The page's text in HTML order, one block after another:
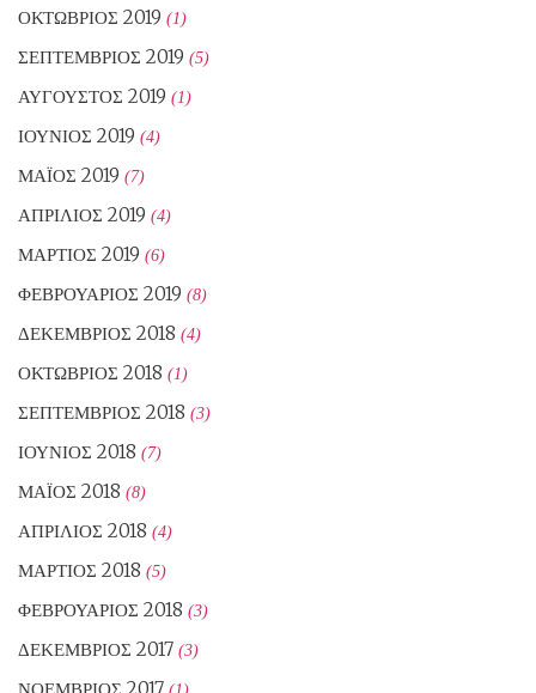
ΟΚΤΏΒΡΙΟΣ 2019 (1)
ΣΕΠΤΈΜΒΡΙΟΣ 2019 (5)
ΑΎΓΟΥΣΤΟΣ 2019 (1)
ΙΟΎΝΙΟΣ 2019 (4)
ΜΆΙΟΣ 2019 (7)
ΑΠΡΊΛΙΟΣ 2019 (4)
ΜΆΡΤΙΟΣ 2019 (6)
ΦΕΒΡΟΥΆΡΙΟΣ 2019 (8)
ΔΕΚΈΜΒΡΙΟΣ 2018 (4)
ΟΚΤΏΒΡΙΟΣ 2018 (1)
ΣΕΠΤΈΜΒΡΙΟΣ 2018 (3)
ΙΟΎΝΙΟΣ 2018 (7)
ΜΆΙΟΣ 2018 (8)
ΑΠΡΊΛΙΟΣ 2018 (4)
ΜΆΡΤΙΟΣ 2018 (5)
ΦΕΒΡΟΥΆΡΙΟΣ 2018 (3)
ΔΕΚΈΜΒΡΙΟΣ 2017 (3)